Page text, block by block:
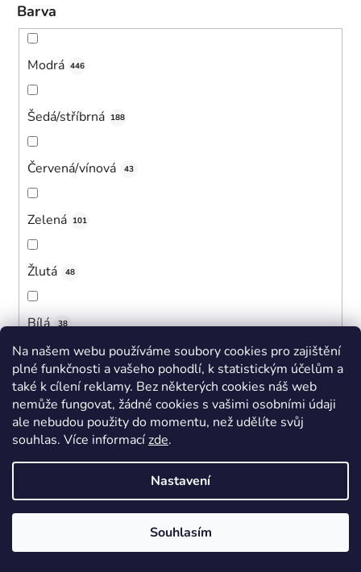
Na našem webu používáme soubory cookies pro zajištění
plné funkčnosti a vašeho pohodlí, k statistickým účelům a
také k cílení reklamy. Bez některých cookies náš web
nemůže fungovat, žádné cookies s vašimi osobními údaji
ale nebudou použity do momentu, než udělíte svůj
souhlas. Více informacízde.
Nastavení
Souhlasím
Barva
Modrá 446
Šedá/stříbrná 188
Červená/vínová 43
Zelená 101
Žlutá 48
Bílá 38
Černá 381
Růžová 415